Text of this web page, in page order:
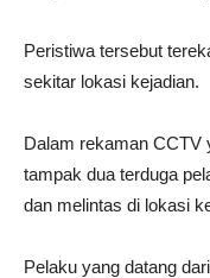
Peristiwa tersebut
sekitar lokasi kejadian.
Dalam rekaman CCTV
tampak dua terduga
dan melintas di lokasi
Pelaku yang datang